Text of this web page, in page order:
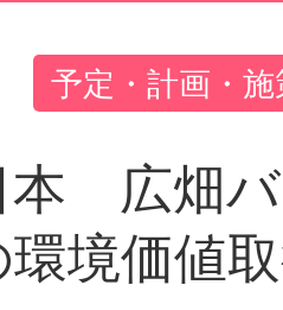
予定・計画・
本 広畑
境価値